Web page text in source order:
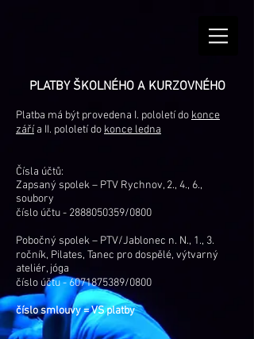
PLATBY ŠKOLNÉHO A KURZOVNÉHO
Platba má být provedena I. pololetí do konce
zářía II. pololetí do konce ledna
Čísla účtů:
Zapsaný spolek – PTV Rychnov, 2., 4., 6.,
soubory
číslo účtu - 2888050359/0800
Pobočný spolek – PTV/Jablonec n. N., 1., 3.
ročník, Pilates, Tanec pro dospělé, výtvarný
ateliér, jóga
číslo účtu - 6071875389/0800
číslo smlouvy = VS platby